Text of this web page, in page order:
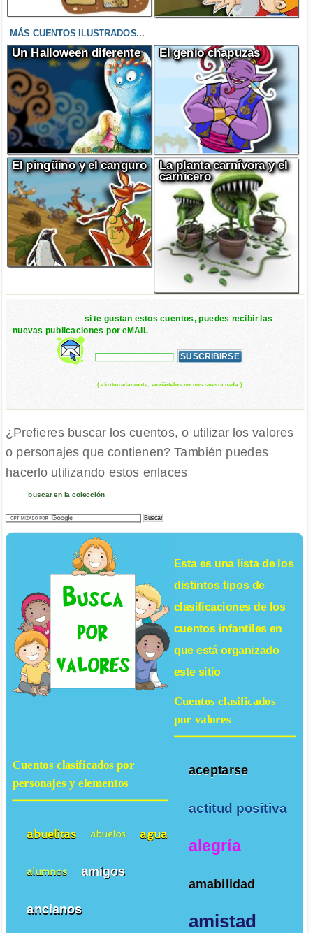
MÁS CUENTOS ILUSTRADOS...
Un Halloween diferente El genio chapuzas
El pingüino y el canguro
La planta carnívora y el
carnicero
si te gustan estos cuentos, puedes recibir las
nuevas publicaciones por eMAIL
( afortunadamente, enviártelos no nos cuesta nada )
¿Prefieres buscar los cuentos, o utilizar los valores
o personajes que contienen? También puedes
hacerlo utilizando estos enlaces
buscar en la colección
Esta es una lista de los
distintos tipos de
clasificaciones de los
cuentos infantilesen
que está organizado
este sitio
Cuentos clasificados
por valores
aceptarse
actitud positiva
alegría
amabilidad
amistad
Cuentos clasificados por
personajes y elementos
abuelitas abuelos agua
alumnos amigos
ancianos